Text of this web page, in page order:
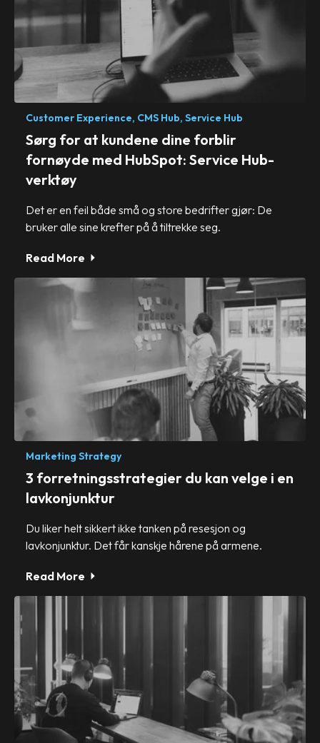
Customer Experience, CMS Hub, Service Hub
Sørg for at kundene dine forblir
fornøyde med HubSpot: Service Hub-
verktøy
Det er en feil både små og store bedrifter gjør: De
bruker alle sine krefter på å tiltrekke seg.
Read More
Marketing Strategy
3 forretningsstrategier du kan velge i en
lavkonjunktur
Du liker helt sikkert ikke tanken på resesjon og
lavkonjunktur. Det får kanskje hårene på armene.
Read More